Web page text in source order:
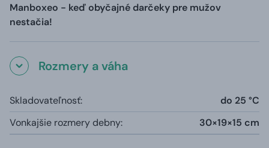
Manboxeo - keď obyčajné darčeky pre mužov
nestačia!
Rozmery a váha
Skladovateľnosť:
do 25 °C
Vonkajšie rozmery debny:
30×19×15 cm